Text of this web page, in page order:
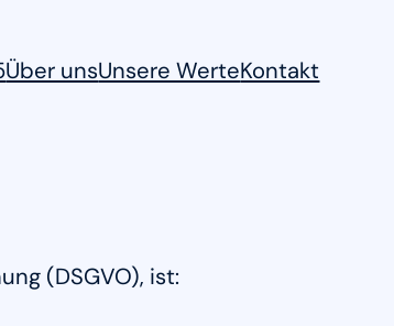
Über unsUnsere WerteKontakt
(DSGVO), ist: